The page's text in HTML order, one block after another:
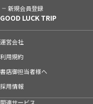
新規会員登録
GOOD LUCK TRIP
運営会社
利用規約
書店御担当者様へ
採用情報
関連サービス